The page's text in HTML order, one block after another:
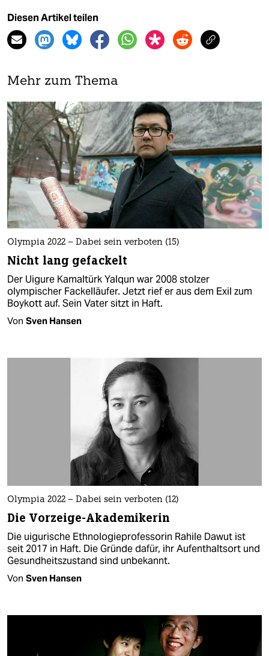
Diesen Artikel teilen
Mehr zum Thema
Olympia 2022 – Dabei sein verboten (15)
Nicht lang gefackelt
Der Uigure Kamaltürk Yalqun war 2008 stolzer
olympischer Fackelläufer. Jetzt rief er aus dem Exil zum
Boykott auf. Sein Vater sitzt in Haft.
Von Sven Hansen
Olympia 2022 – Dabei sein verboten (12)
Die Vorzeige-Akademikerin
Die uigurische Ethnologieprofessorin Rahile Dawut ist
seit 2017 in Haft. Die Gründe dafür, ihr Aufenthaltsort und
Gesundheitszustand sind unbekannt.
Von Sven Hansen